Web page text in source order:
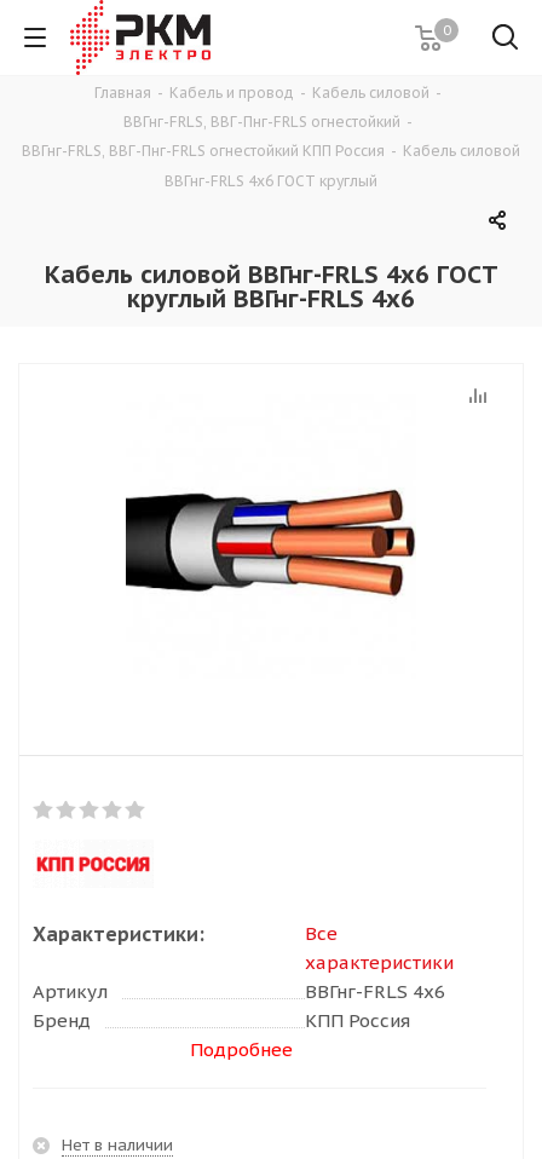
0
Главная - Кабель и провод - Кабель силовой -
ВВГнг-FRLS, ВВГ-Пнг-FRLS огнестойкий -
ВВГнг-FRLS, ВВГ-Пнг-FRLS огнестойкий КПП Россия - Кабель силовой
ВВГнг-FRLS 4х6 ГОСТ круглый
Кабель силовой ВВГнг-FRLS 4х6 ГОСТ
круглый ВВГнг-FRLS 4х6
Характеристики:
Все
характеристики
Артикул
ВВГнг-FRLS 4х6
Бренд
КПП Россия
Подробнее
Нет в наличии